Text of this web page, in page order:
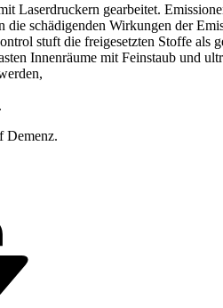
Laserdruckern gearbeitet.
die schädigenden Wirkungen der
stuft die freigesetzten Stoffe als
Innenräume mit Feinstaub und
Demenz.